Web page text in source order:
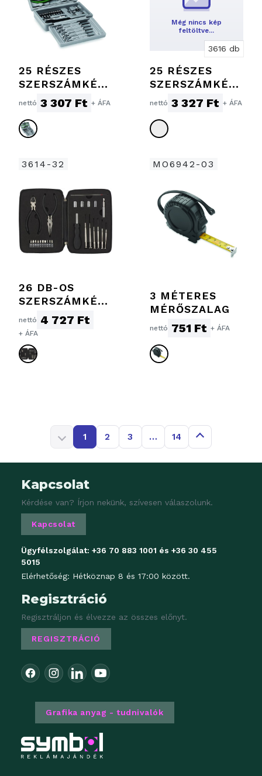
25 RÉSZES
SZERSZÁMKÉSZ
LET
nettó 3 307 Ft + ÁFA
Még nincs kép
feltöltve…
3616 db
25 RÉSZES
SZERSZÁMKÉSZ
LET
nettó 3 327 Ft + ÁFA
3614-32
26 DB-OS
SZERSZÁMKÉSZ
LET, EZÜST
nettó 4 727 Ft
+ ÁFA
MO6942-03
3 MÉTERES
MÉRŐSZALAG
nettó 751 Ft + ÁFA
1 2 3 … 14
Kapcsolat
Kérdése van? Írjon nekünk, szívesen válaszolunk.
Kapcsolat
Ügyfélszolgálat: +36 70 883 1001 és +36 30 455
5015
Elérhetőség: Hétköznap 8 és 17:00 között.
Regisztráció
Regisztráljon és élvezze az összes előnyt.
REGISZTRÁCIÓ
Grafika anyag - tudnivalók